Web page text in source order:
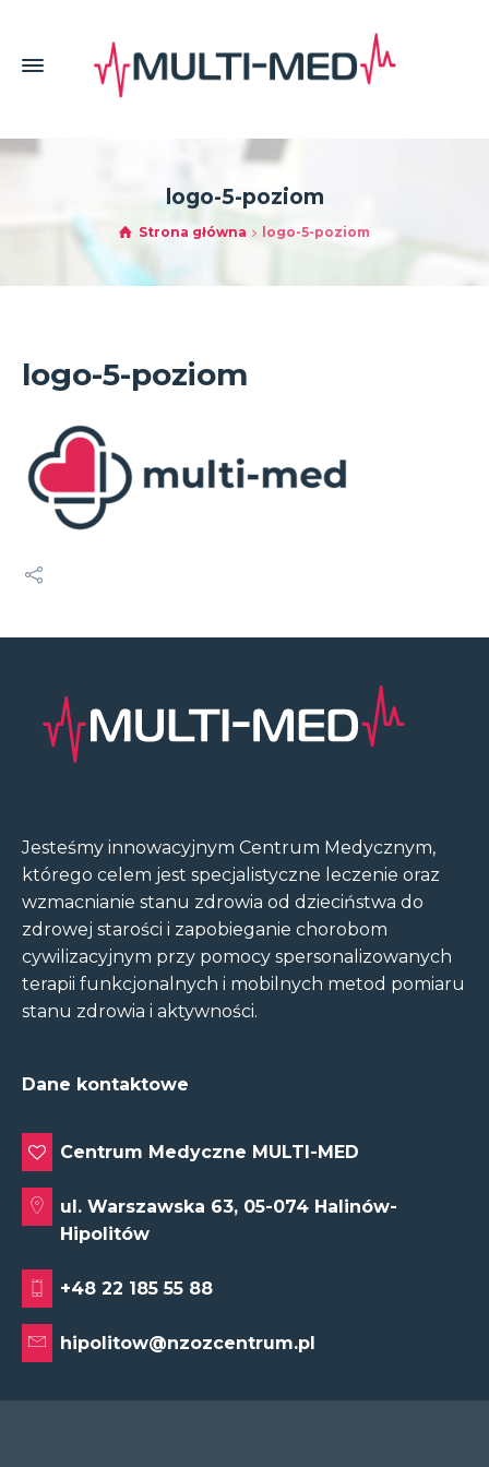
logo-5-poziom
Strona główna logo-5-poziom
logo-5-poziom
Jesteśmy innowacyjnym Centrum Medycznym,
którego celem jest specjalistyczne leczenie oraz
wzmacnianie stanu zdrowia od dzieciństwa do
zdrowej starości i zapobieganie chorobom
cywilizacyjnym przy pomocy spersonalizowanych
terapii funkcjonalnych i mobilnych metod pomiaru
stanu zdrowia i aktywności.
Dane kontaktowe
Centrum Medyczne MULTI-MED
ul. Warszawska 63, 05-074 Halinów-
Hipolitów
+48 22 185 55 88
hipolitow@nzozcentrum.pl